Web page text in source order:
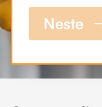
Neste